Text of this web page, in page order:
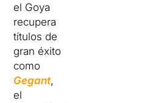
el Goya
recupera
títulos de
gran éxito
como
Gegant,
el